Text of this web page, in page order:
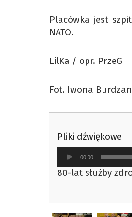
Placówka jest
NATO.
LilKa / opr. PrzeG
Fot. Iwona
Pliki dźwiękowe
Odtwarzacz
plików
dźwiękowych
00:00
80-lat służby